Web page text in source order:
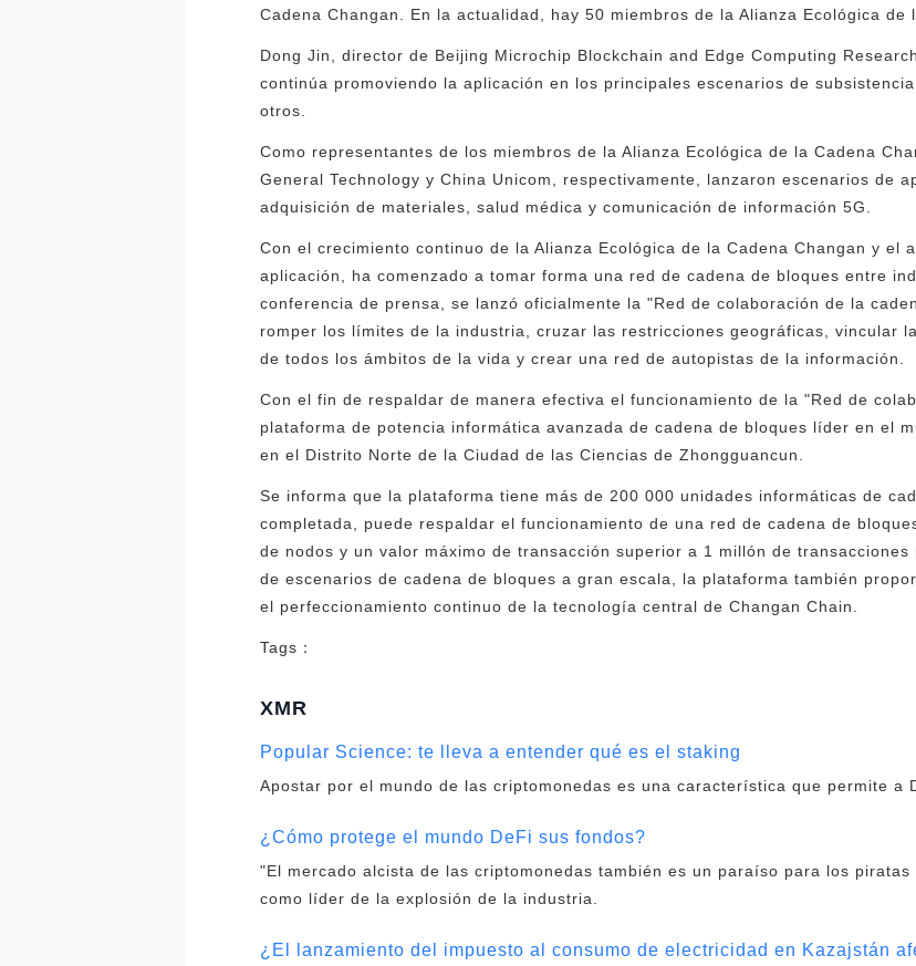
Cadena Changan. En la actualidad, hay 50 miembros de la Alianza Ecológica de
Dong Jin, director de Beijing Microchip Blockchain and Edge Computing
continúa promoviendo la aplicación en los principales escenarios de
otros.
Como representantes de los miembros de la Alianza Ecológica de la Cadena
General Technology y China Unicom, respectivamente, lanzaron escenarios de
adquisición de materiales, salud médica y comunicación de información 5G.
Con el crecimiento continuo de la Alianza Ecológica de la Cadena Changan y el
aplicación, ha comenzado a tomar forma una red de cadena de bloques entre
conferencia de prensa, se lanzó oficialmente la "Red de colaboración de la
romper los límites de la industria, cruzar las restricciones geográficas, vincular
de todos los ámbitos de la vida y crear una red de autopistas de la información.
Con el fin de respaldar de manera efectiva el funcionamiento de la "Red de
plataforma de potencia informática avanzada de cadena de bloques líder en el
en el Distrito Norte de la Ciudad de las Ciencias de Zhongguancun.
Se informa que la plataforma tiene más de 200 000 unidades informáticas de
completada, puede respaldar el funcionamiento de una red de cadena de
de nodos y un valor máximo de transacción superior a 1 millón de
de escenarios de cadena de bloques a gran escala, la plataforma también
el perfeccionamiento continuo de la tecnología central de Changan Chain.
Tags：
XMR
Popular Science: te lleva a entender qué es el staking
Apostar por el mundo de las criptomonedas es una característica que permite a
¿Cómo protege el mundo DeFi sus fondos?
"El mercado alcista de las criptomonedas también es un paraíso para los piratas
como líder de la explosión de la industria.
¿El lanzamiento del impuesto al consumo de electricidad en Kazajstán